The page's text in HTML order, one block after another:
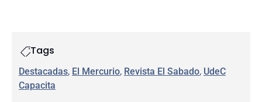
Tags
Destacadas, El Mercurio, Revista El Sabado, UdeC
Capacita